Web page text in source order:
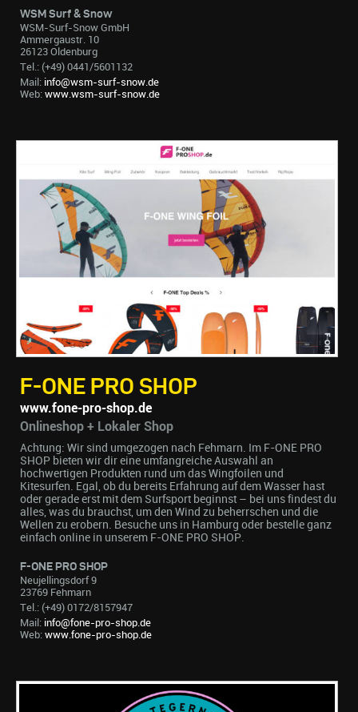
WSM Surf & Snow
WSM-Surf-Snow GmbH
Ammergaustr. 10
26123 Oldenburg
Tel.: (+49) 0441/5601132
Mail: info@wsm-surf-snow.de
Web: www.wsm-surf-snow.de
F-ONE PRO SHOP
www.fone-pro-shop.de
Onlineshop + Lokaler Shop
Achtung: Wir sind umgezogen nach Fehmarn. Im F-ONE PRO
SHOP bieten wir dir eine umfangreiche Auswahl an
hochwertigen Produkten rund um das Wingfoilen und
Kitesurfen. Egal, ob du bereits Erfahrung auf dem Wasser hast
oder gerade erst mit dem Surfsport beginnst – bei uns findest du
alles, was du brauchst, um den Wind zu beherrschen und die
Wellen zu erobern. Besuche uns in Hamburg oder bestelle ganz
einfach online in unserem F-ONE PRO SHOP.
F-ONE PRO SHOP
Neujellingsdorf 9
23769 Fehmarn
Tel.: (+49) 0172/8157947
Mail: info@fone-pro-shop.de
Web: www.fone-pro-shop.de